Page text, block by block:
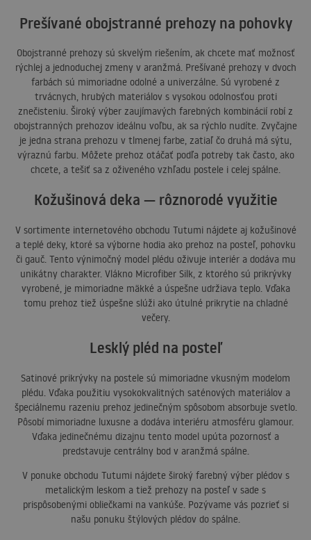
Prešívané obojstranné prehozy na pohovky
Obojstranné prehozy sú skvelým riešením, ak chcete mať možnosť
rýchlej a jednoduchej zmeny v aranžmá. Prešívané prehozy v dvoch
farbách sú mimoriadne odolné a univerzálne. Sú vyrobené z
trvácnych, hrubých materiálov s vysokou odolnosťou proti
znečisteniu. Široký výber zaujímavých farebných kombinácií robí z
obojstranných prehozov ideálnu voľbu, ak sa rýchlo nudíte. Zvyčajne
je jedna strana prehozu v tlmenej farbe, zatiaľ čo druhá má sýtu,
výraznú farbu. Môžete prehoz otáčať podľa potreby tak často, ako
chcete, a tešiť sa z oživeného vzhľadu postele i celej spálne.
Kožušinová deka — rôznorodé využitie
V sortimente internetového obchodu Tutumi nájdete aj kožušinové
a teplé deky, ktoré sa výborne hodia ako prehoz na posteľ, pohovku
či gauč. Tento výnimočný model plédu oživuje interiér a dodáva mu
unikátny charakter. Vlákno Microfiber Silk, z ktorého sú prikrývky
vyrobené, je mimoriadne mäkké a úspešne udržiava teplo. Vďaka
tomu prehoz tiež úspešne slúži ako útulné prikrytie na chladné
večery.
Lesklý pléd na posteľ
Satinové prikrývky na postele sú mimoriadne vkusným modelom
plédu. Vďaka použitiu vysokokvalitných saténových materiálov a
špeciálnemu razeniu prehoz jedinečným spôsobom absorbuje svetlo.
Pôsobí mimoriadne luxusne a dodáva interiéru atmosféru glamour.
Vďaka jedinečnému dizajnu tento model upúta pozornosť a
predstavuje centrálny bod v aranžmá spálne.
V ponuke obchodu Tutumi nájdete široký farebný výber plédov s
metalickým leskom a tiež prehozy na posteľ v sade s
prispôsobenými obliečkami na vankúše. Pozývame vás pozrieť si
našu ponuku štýlových plédov do spálne.